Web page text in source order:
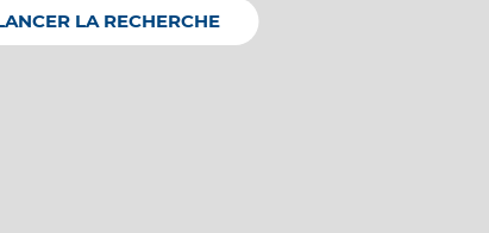
LA RECHERCHE